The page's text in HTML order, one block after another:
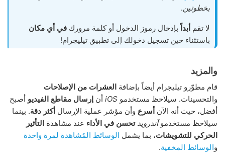
بخطوتين.
لا تقم أبداًبإدخال رموز الدخول أو كلمة مرورك في أي مكان
باستثناء حين تسجيل دخولك إلى تطبيق تيليجرام!
والمزيد
قام مطوّرو تيليجرام أيضاً بإضافة العشرات من الإصلاحات
والتحسينات. سيلاحظ مستخدمو iOS أن إرسال مقاطع الفيديو أصبح
أفضل، حيث أنه الآن أسرع وأن مؤشر عملية الإرسال أكثر دقة. بينما
سيلاحظ مستخدموآندرويد تحسن في الأداء عند مشاهدة التأثير
الحركي للتشويشات، بما يشمل الوسائط المُشاهدة لمرة واحدة
والوسائط المخفية.